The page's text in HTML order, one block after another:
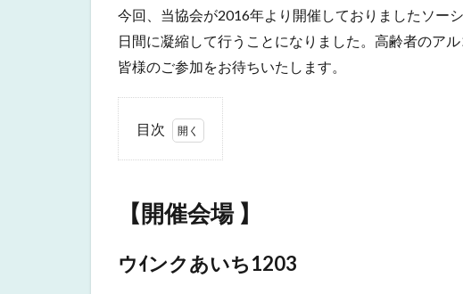
今回、当協会が2016年より開催しておりましたソー
日間に凝縮して行うことになりました。高齢者のア
皆様のご参加をお待ちいたします。
目次
場
1.1
【開催会場 】
ウｲンクあいち1203